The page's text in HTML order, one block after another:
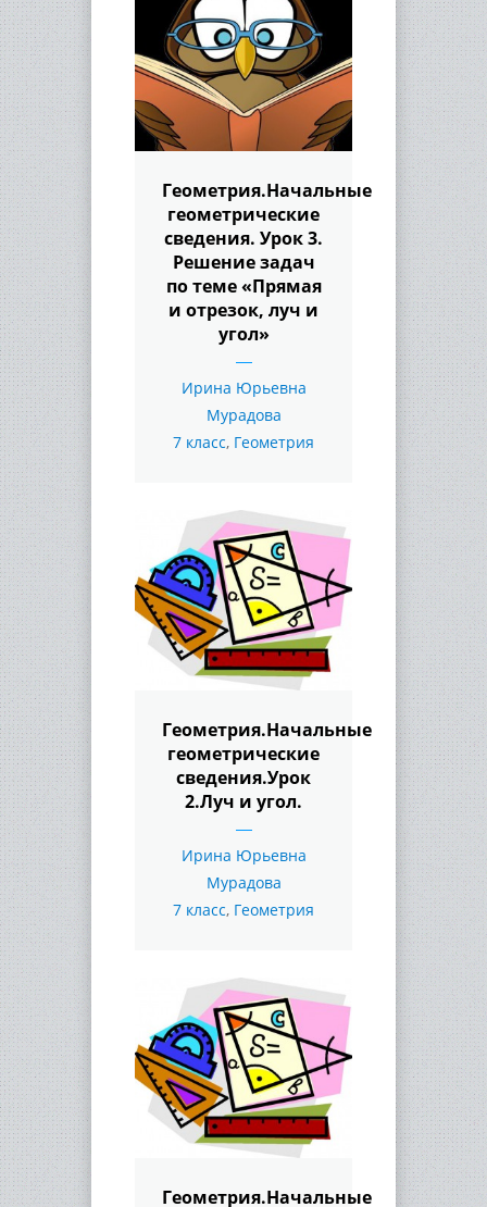
Геометрия.Начальные
геометрические
сведения. Урок 3.
Решение задач
по теме «Прямая
и отрезок, луч и
угол»
Ирина Юрьевна
Мурадова
7 класс, Геометрия
Геометрия.Начальные
геометрические
сведения.Урок
2.Луч и угол.
Ирина Юрьевна
Мурадова
7 класс, Геометрия
Геометрия.Начальные